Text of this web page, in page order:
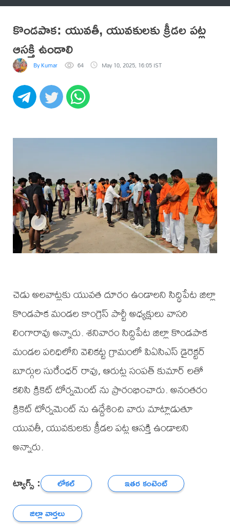
కొండపాక: యువతీ, యువకులకు క్రీడల పట్ల
ఆసక్తి ఉండాలి
By Kumar 64 May 10, 2025, 16:05 IST
చెడు అలవాట్లకు యువత దూరం ఉండాలని సిద్ధిపేట జిల్లా
కొండపాక మండల కాంగ్రెస్ పార్టీ అధ్యక్షులు వాసరి
లింగారావు అన్నారు. శనివారం సిద్దిపేట జిల్లా కొండపాక
మండల పరిధిలోని వెలికట్ట గ్రామంలో పిఏసిఎస్ డైరెక్టర్
బూర్గుల సురేంధర్ రావు, ఆరుట్ల సంపత్ కుమార్ లతో
కలిసి క్రికెట్ టోర్నమెంట్ ను ప్రారంభించారు. అనంతరం
క్రికెట్ టోర్నమెంట్ ను ఉద్దేశించి వారు మాట్లాడుతూ
యువతీ, యువకులకు క్రీడల పట్ల ఆసక్తి ఉండాలని
అన్నారు.
ట్యాగ్స్ : లోకల్
ఇతర కంటెంట్
జిల్లా వార్తలు